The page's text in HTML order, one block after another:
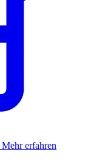
Mehr erfahren